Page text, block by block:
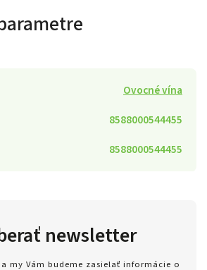
Ovocné vína
8588000544455
8588000544455
newsletter
my Vám budeme zasielať informácie o